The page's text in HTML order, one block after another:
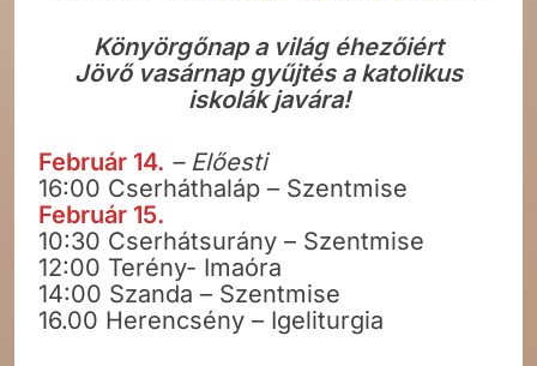
Könyörgőnap a világ éhezőiért
Jövő vasárnap gyűjtés a katolikus
iskolák javára!
Február 14. – Előesti
16:00 Cserháthaláp – Szentmise
Február 15.
10:30 Cserhátsurány – Szentmise
12:00 Terény- Imaóra
14:00 Szanda – Szentmise
16.00 Herencsény – Igeliturgia